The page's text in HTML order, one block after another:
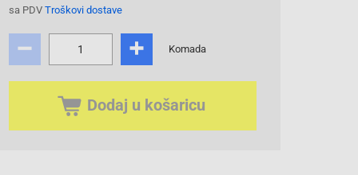
sa PDV Troškovi dostave
Komada
Dodaj u košaricu